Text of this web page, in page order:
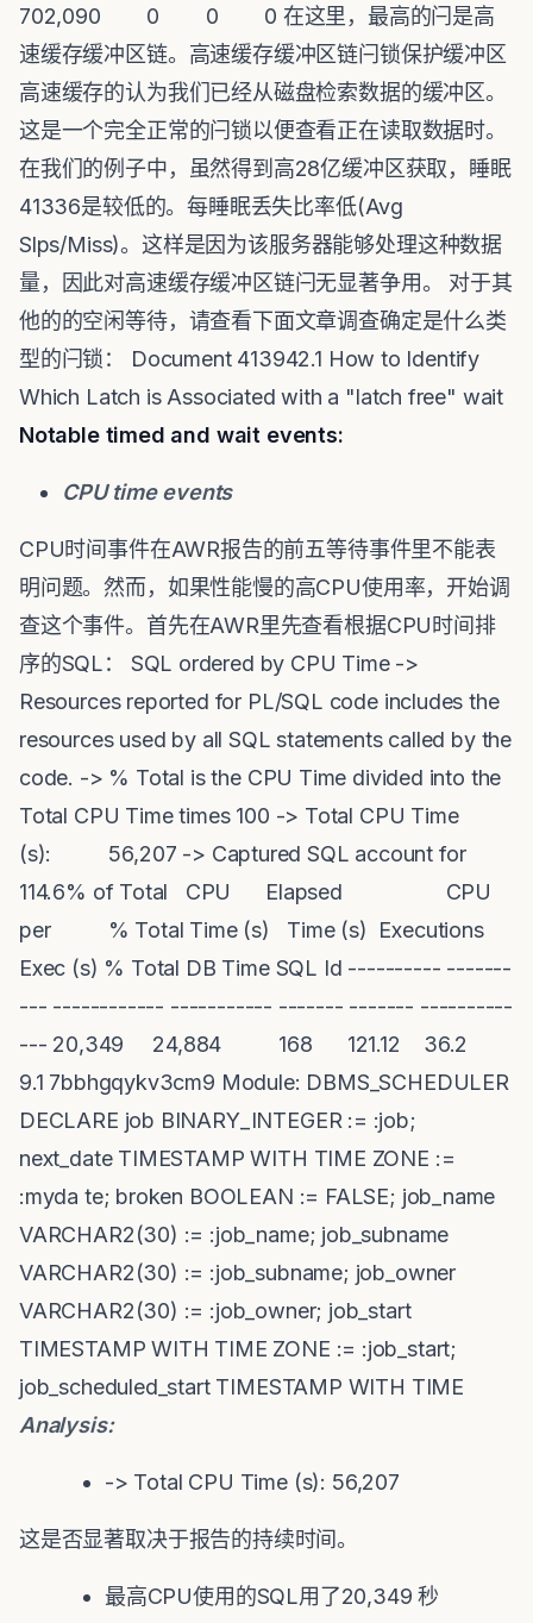
702,090 0 0 0 在这里，最高的闩是高
速缓存缓冲区链。高速缓存缓冲区链闩锁保护缓冲区
高速缓存的认为我们已经从磁盘检索数据的缓冲区。
这是一个完全正常的闩锁以便查看正在读取数据时。
在我们的例子中，虽然得到高28亿缓冲区获取，睡眠
41336是较低的。每睡眠丢失比率低(Avg
Slps/Miss)。这样是因为该服务器能够处理这种数据
量，因此对高速缓存缓冲区链闩无显著争用。 对于其
他的的空闲等待，请查看下面文章调查确定是什么类
型的闩锁： Document 413942.1 How to Identify
Which Latch is Associated with a "latch free" wait
Notable timed and wait events:
CPU time events
CPU时间事件在AWR报告的前五等待事件里不能表
明问题。然而，如果性能慢的高CPU使用率，开始调
查这个事件。首先在AWR里先查看根据CPU时间排
序的SQL： SQL ordered by CPU Time ->
Resources reported for PL/SQL code includes the
resources used by all SQL statements called by the
code. -> % Total is the CPU Time divided into the
Total CPU Time times 100 -> Total CPU Time
(s): 56,207 -> Captured SQL account for
114.6% of Total CPU Elapsed CPU
per % Total Time (s) Time (s) Executions
Exec (s) % Total DB Time SQL Id ---------- -------
--- ------------ ----------- ------- ------- ----------
--- 20,349 24,884 168 121.12 36.2
9.1 7bbhgqykv3cm9 Module: DBMS_SCHEDULER
DECLARE job BINARY_INTEGER := :job;
next_date TIMESTAMP WITH TIME ZONE :=
:myda te; broken BOOLEAN := FALSE; job_name
VARCHAR2(30) := :job_name; job_subname
VARCHAR2(30) := :job_subname; job_owner
VARCHAR2(30) := :job_owner; job_start
TIMESTAMP WITH TIME ZONE := :job_start;
job_scheduled_start TIMESTAMP WITH TIME
Analysis:
-> Total CPU Time (s): 56,207
这是否显著取决于报告的持续时间。
最高CPU使用的SQL用了20,349 秒